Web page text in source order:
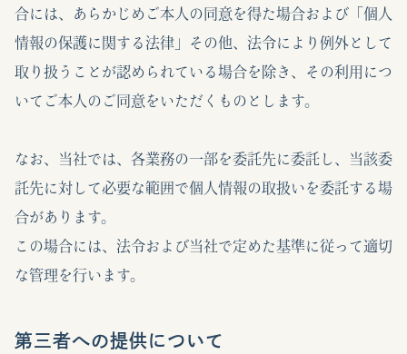
合には、あらかじめご本人の同意を得た場合および「個人
情報の保護に関する法律」その他、法令により例外として
取り扱うことが認められている場合を除き、その利用につ
いてご本人のご同意をいただくものとします。
なお、当社では、各業務の一部を委託先に委託し、当該委
託先に対して必要な範囲で個人情報の取扱いを委託する場
合があります。
この場合には、法令および当社で定めた基準に従って適切
な管理を行います。
第三者への提供について